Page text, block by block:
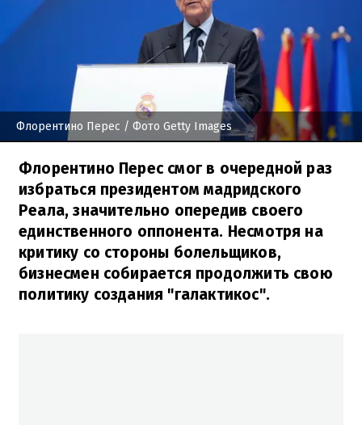
Флорентино Перес / Фото Getty Images
Флорентино Перес смог в очередной раз
избраться президентом мадридского
Реала, значительно опередив своего
единственного оппонента. Несмотря на
критику со стороны болельщиков,
бизнесмен собирается продолжить свою
политику создания "галактикос".